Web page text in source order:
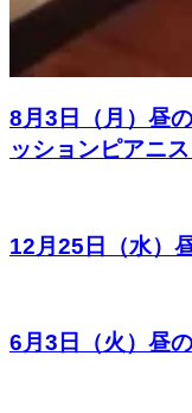
8月3日（月）昼
ッションピアニ
12月25日（水）
6月3日（火）昼